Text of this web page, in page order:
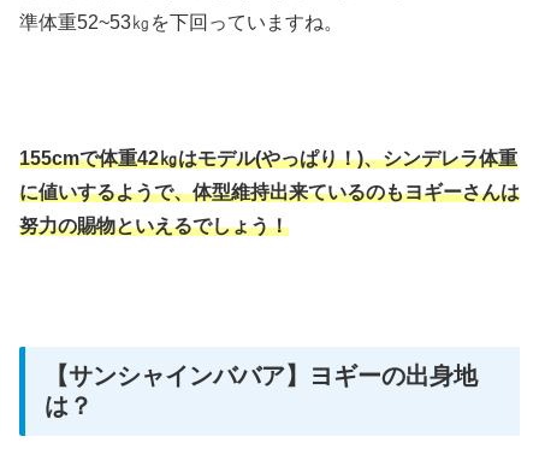
準体重52~53㎏を下回っていますね。
155cmで体重42㎏はモデル(やっぱり！)、シンデレラ体重
に値いするようで、体型維持出来ているのもヨギーさんは
努力の賜物といえるでしょう！
【サンシャインババア】ヨギーの出身地
は？